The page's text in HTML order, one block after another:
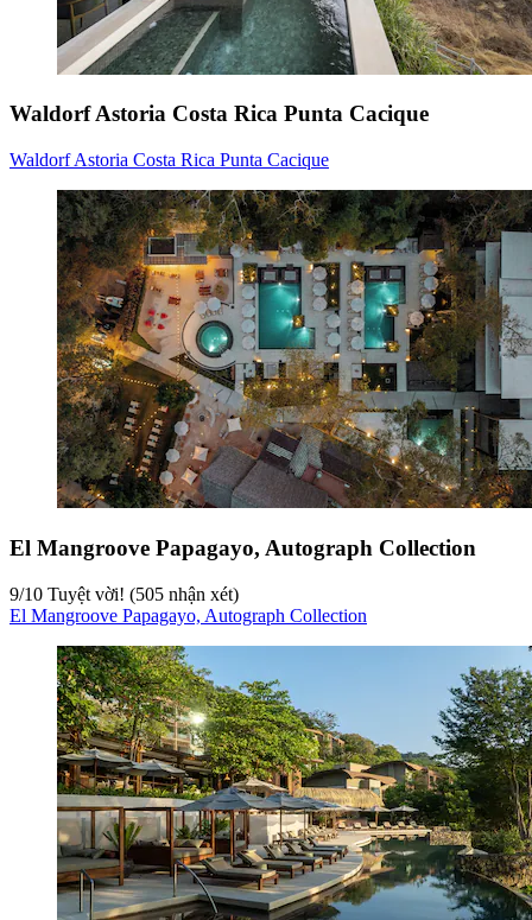
Waldorf Astoria Costa Rica Punta Cacique
Waldorf Astoria Costa Rica Punta Cacique
El Mangroove Papagayo, Autograph Collection
9/10 Tuyệt vời! (505 nhận xét)
El Mangroove Papagayo, Autograph Collection